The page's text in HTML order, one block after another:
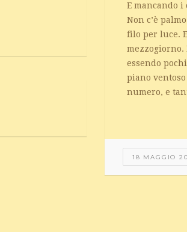
E mancando
Non c’è
filo per luce.
essendo
piano
numero, e
18 MAGGIO